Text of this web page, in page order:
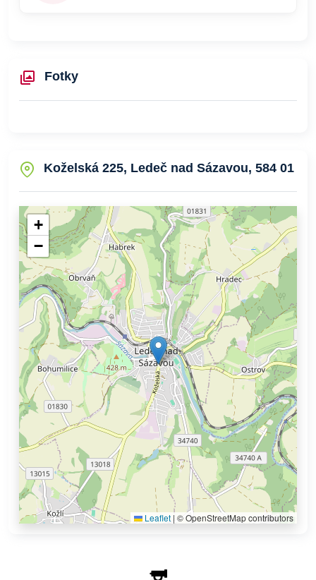
Fotky
Koželská 225, Ledeč nad Sázavou, 584 01
+
−
Leaflet | © OpenStreetMap contributors